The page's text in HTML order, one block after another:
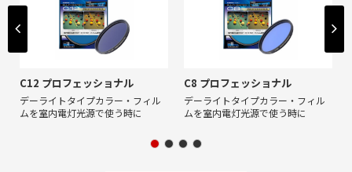
C12 プロフェッショナル
デーライトタイプカラー・フィル
ムを室内電灯光源で使う時に
C8 プロフェッショナル
デーライトタイプカラー・フィル
ムを室内電灯光源で使う時に